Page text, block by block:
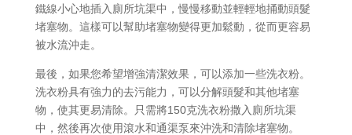
鐵線小心地插入廁所坑渠中，慢慢移動並輕輕地捅動頭髮
堵塞物。這樣可以幫助堵塞物變得更加鬆動，從而更容易
被水流沖走。
最後，如果您希望增強清潔效果，可以添加一些洗衣粉。
洗衣粉具有強力的去污能力，可以分解頭髮和其他堵塞
物，使其更易清除。只需將150克洗衣粉撒入廁所坑渠
中，然後再次使用滾水和通渠泵來沖洗和清除堵塞物。